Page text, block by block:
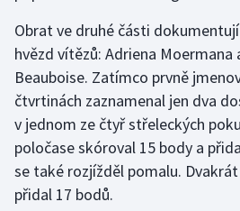
Plážový volejbal
Ragby
Rychlobruslení
Rychlostní kanoistika
Short track
Obrat ve druhé části
hvězd vítězů: Adriena Moermana
Beauboise. Zatímco prvně
čtvrtinách zaznamenal jen dva
v jednom ze čtyř střeleckých
poločase skóroval 15 body a
se také rozjížděl pomalu.
přidal 17 bodů.